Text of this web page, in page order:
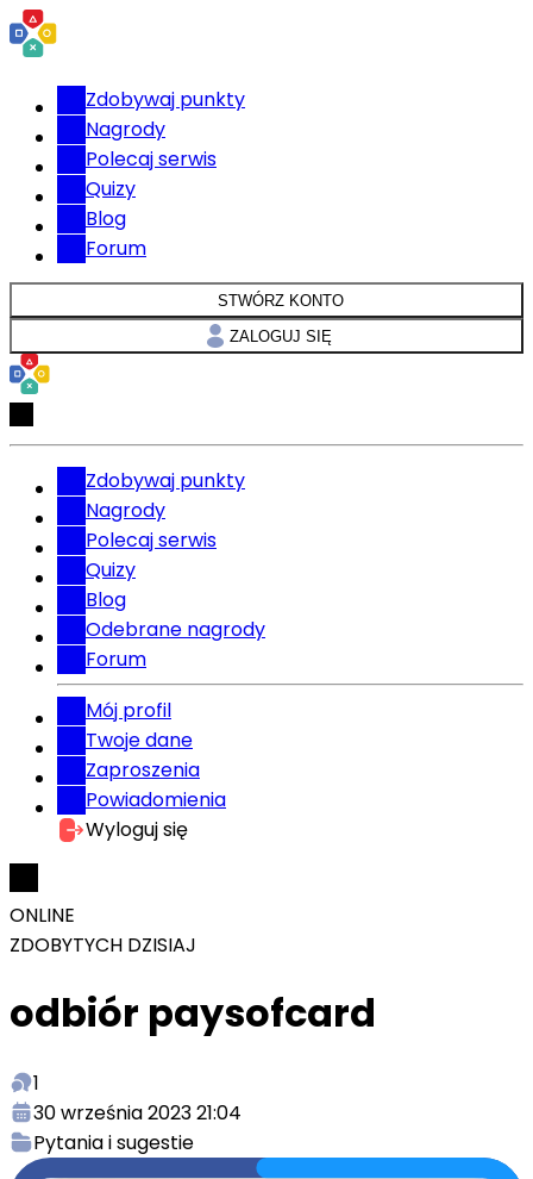
Zdobywaj punkty
Nagrody
Polecaj serwis
Quizy
Blog
Forum
STWÓRZ KONTO
ZALOGUJ SIĘ
Zdobywaj punkty
Nagrody
Polecaj serwis
Quizy
Blog
Odebrane nagrody
Forum
Mój profil
Twoje dane
Zaproszenia
Powiadomienia
Wyloguj się
ONLINE
ZDOBYTYCH DZISIAJ
odbiór paysofcard
1
30 września 2023 21:04
Pytania i sugestie